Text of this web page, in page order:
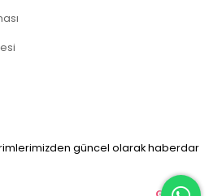
güncel olarak haberdar